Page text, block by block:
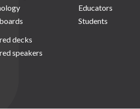
decks
speakers
Educators
Students